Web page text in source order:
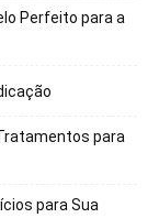
Perfeito para a
para
para Sua